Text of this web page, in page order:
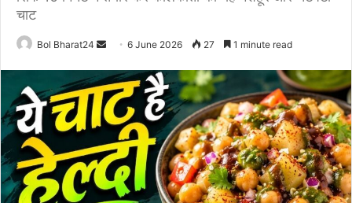
चाट
Bol Bharat24
Send
email
6 June 2026 27 1 minute read